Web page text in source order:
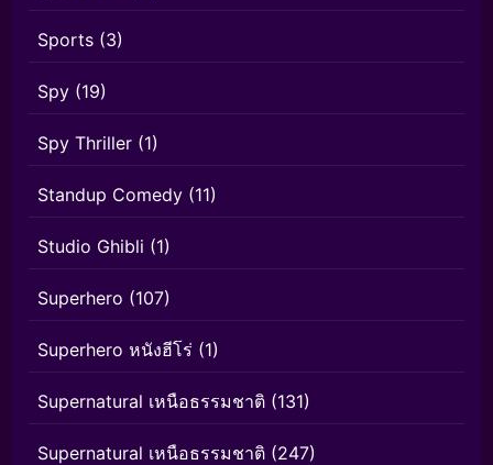
Sports (3)
Spy (19)
Spy Thriller (1)
Standup Comedy (11)
Studio Ghibli (1)
Superhero (107)
Superhero หนังฮีโร่ (1)
Supernatural เหนือธรรมชาติ (131)
Supernatural เหนือธรรมชาติ (247)